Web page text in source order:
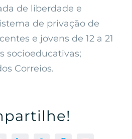
de liberdade e
de privação de
e jovens de 12 a 21
socioeducativas;
Correios.